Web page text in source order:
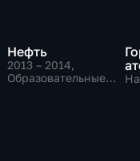
Нефть
2013 – 2014,
Образовательные,